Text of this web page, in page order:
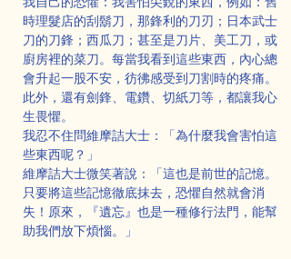
時理髮店的刮鬍刀，那鋒利的刀刃；日本武士
刀的刀鋒；西瓜刀；甚至是刀片、美工刀，或
廚房裡的菜刀。每當我看到這些東西，內心總
會升起一股不安，彷彿感受到刀割時的疼痛。
此外，還有劍鋒、電鑽、切紙刀等，都讓我心
生畏懼。
我忍不住問維摩詰大士：「為什麼我會害怕這
些東西呢？」
維摩詰大士微笑著說：「這也是前世的記憶。
只要將這些記憶徹底抹去，恐懼自然就會消
失！原來，『遺忘』也是一種修行法門，能幫
助我們放下煩惱。」